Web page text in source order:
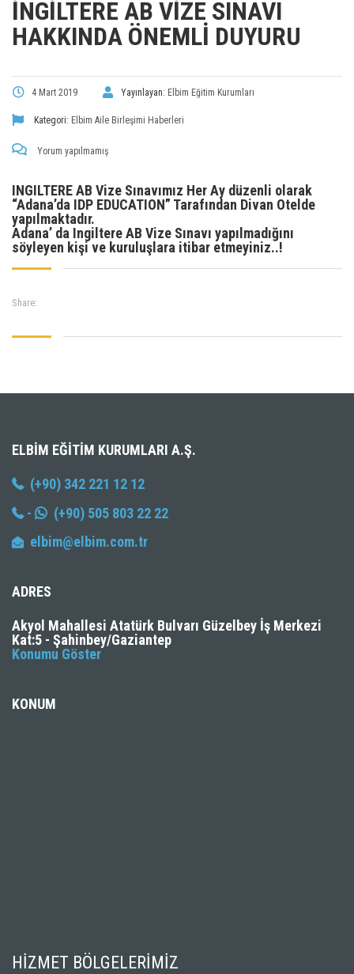
İNGİLTERE AB VİZE SINAVI
HAKKINDA ÖNEMLİ DUYURU
4 Mart 2019 Yayınlayan: Elbim Eğitim Kurumları
Kategori: Elbim Aile Birleşimi Haberleri
Yorum yapılmamış
INGILTERE AB Vize Sınavımız Her Ay düzenli olarak
“Adana’da IDP EDUCATION” Tarafından Divan Otelde
yapılmaktadır.
Adana’ da Ingiltere AB Vize Sınavı yapılmadığını
söyleyen kişi ve kuruluşlara itibar etmeyiniz..!
Share:
ELBIM EĞITIM KURUMLARI A.Ş.
(+90) 342 221 12 12
-
(+90) 505 803 22 22
elbim@elbim.com.tr
ADRES
Akyol Mahallesi Atatürk Bulvarı Güzelbey İş Merkezi
Kat:5 - Şahinbey/Gaziantep
Konumu Göster
KONUM
HİZMET BÖLGELERİMİZ